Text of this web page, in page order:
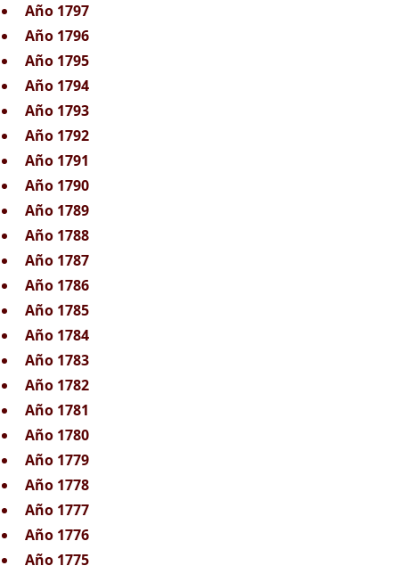
Año 1797
Año 1796
Año 1795
Año 1794
Año 1793
Año 1792
Año 1791
Año 1790
Año 1789
Año 1788
Año 1787
Año 1786
Año 1785
Año 1784
Año 1783
Año 1782
Año 1781
Año 1780
Año 1779
Año 1778
Año 1777
Año 1776
Año 1775